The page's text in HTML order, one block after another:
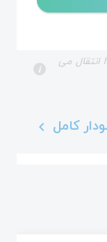
برای خرید و فروش به سایت huluex.com انتقال می
i
کامل navigate_before